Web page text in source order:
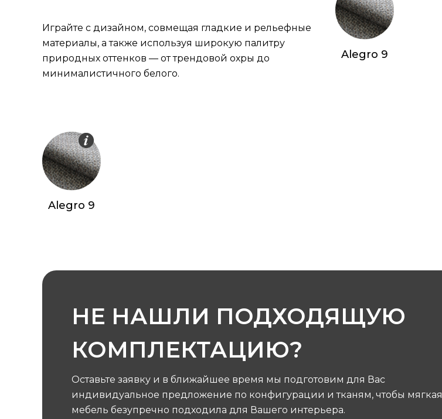
Играйте с дизайном, совмещая гладкие и рельефные
материалы, а также используя широкую палитру
природных оттенков — от трендовой охры до
минималистичного белого.
Alegro 9
Alegro 9
НЕ НАШЛИ ПОДХОДЯЩУЮ
КОМПЛЕКТАЦИЮ?
Оставьте заявку и в ближайшее время мы подготовим для Вас
индивидуальное предложение по конфигурации и тканям, чтобы мягкая
мебель безупречно подходила для Вашего интерьера.